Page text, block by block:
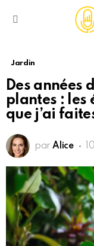
Jardin
Des années
plantes : les
que j’ai
par Alice